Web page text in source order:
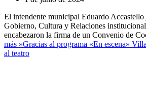
El intendente municipal Eduardo Accastello
Gobierno, Cultura y Relaciones
encabezaron la firma de un Convenio de
más »Gracias al programa «En escena»
al teatro